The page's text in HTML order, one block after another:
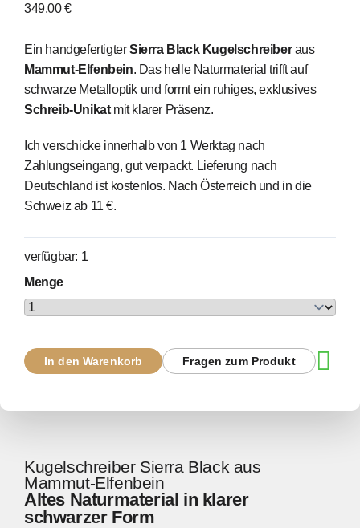
349,00 €
Ein handgefertigterSierra Black Kugelschreiberaus
Mammut-Elfenbein. Das helle Naturmaterial trifft auf
schwarze Metalloptik und formt ein ruhiges, exklusives
Schreib-Unikatmit klarer Präsenz.
Ich verschicke innerhalb von 1 Werktag nach
Zahlungseingang, gut verpackt. Lieferung nach
Deutschland ist kostenlos. Nach Österreich und in die
Schweiz ab 11 €.
verfügbar: 1
Menge
In den Warenkorb Fragen zum Produkt
Kugelschreiber Sierra Black aus
Mammut-Elfenbein
Altes Naturmaterial in klarer
schwarzer Form